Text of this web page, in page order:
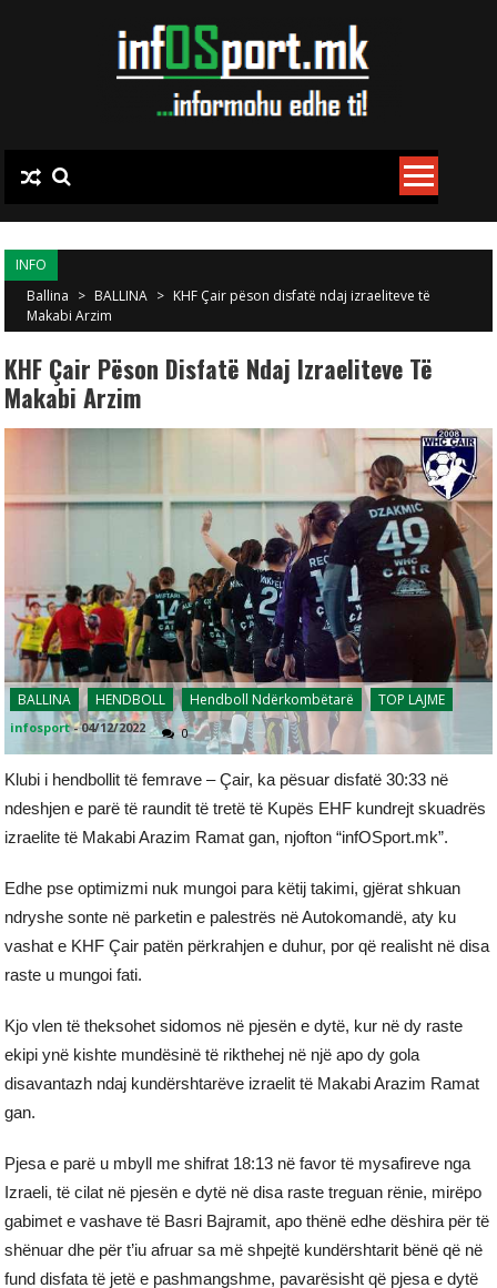
INFO
Ballina > BALLINA > KHF Çair pëson disfatë ndaj izraeliteve të
Makabi Arzim
KHF Çair Pëson Disfatë Ndaj Izraeliteve Të
Makabi Arzim
BALLINA HENDBOLL Hendboll Ndërkombëtarë TOP LAJME
infosport -04/12/2022 0
Klubi i hendbollit të femrave – Çair, ka pësuar disfatë 30:33 në
ndeshjen e parë të raundit të tretë të Kupës EHF kundrejt skuadrës
izraelite të Makabi Arazim Ramat gan, njofton “infOSport.mk”.
Edhe pse optimizmi nuk mungoi para këtij takimi, gjërat shkuan
ndryshe sonte në parketin e palestrës në Autokomandë, aty ku
vashat e KHF Çair patën përkrahjen e duhur, por që realisht në disa
raste u mungoi fati.
Kjo vlen të theksohet sidomos në pjesën e dytë, kur në dy raste
ekipi ynë kishte mundësinë të rikthehej në një apo dy gola
disavantazh ndaj kundërshtarëve izraelit të Makabi Arazim Ramat
gan.
Pjesa e parë u mbyll me shifrat 18:13 në favor të mysafireve nga
Izraeli, të cilat në pjesën e dytë në disa raste treguan rënie, mirëpo
gabimet e vashave të Basri Bajramit, apo thënë edhe dëshira për të
shënuar dhe për t’iu afruar sa më shpejtë kundërshtarit bënë që në
fund disfata të jetë e pashmangshme, pavarësisht që pjesa e dytë